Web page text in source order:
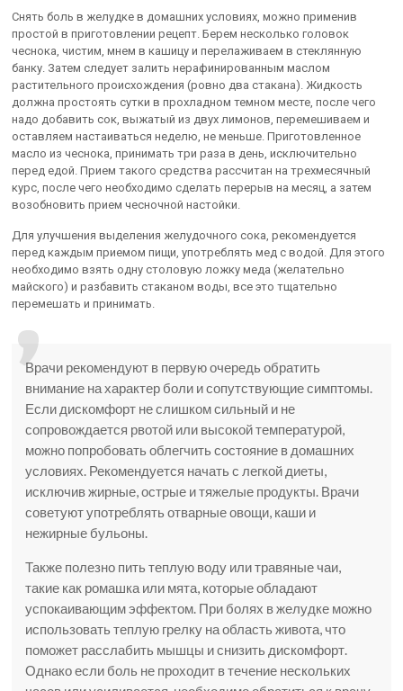
Снять боль в желудке в домашних условиях, можно применив
простой в приготовлении рецепт. Берем несколько головок
чеснока, чистим, мнем в кашицу и перелаживаем в стеклянную
банку. Затем следует залить нерафинированным маслом
растительного происхождения (ровно два стакана). Жидкость
должна простоять сутки в прохладном темном месте, после чего
надо добавить сок, выжатый из двух лимонов, перемешиваем и
оставляем настаиваться неделю, не меньше. Приготовленное
масло из чеснока, принимать три раза в день, исключительно
перед едой. Прием такого средства рассчитан на трехмесячный
курс, после чего необходимо сделать перерыв на месяц, а затем
возобновить прием чесночной настойки.
Для улучшения выделения желудочного сока, рекомендуется
перед каждым приемом пищи, употреблять мед с водой. Для этого
необходимо взять одну столовую ложку меда (желательно
майского) и разбавить стаканом воды, все это тщательно
перемешать и принимать.
Врачи рекомендуют в первую очередь обратить
внимание на характер боли и сопутствующие симптомы.
Если дискомфорт не слишком сильный и не
сопровождается рвотой или высокой температурой,
можно попробовать облегчить состояние в домашних
условиях. Рекомендуется начать с легкой диеты,
исключив жирные, острые и тяжелые продукты. Врачи
советуют употреблять отварные овощи, каши и
нежирные бульоны.
Также полезно пить теплую воду или травяные чаи,
такие как ромашка или мята, которые обладают
успокаивающим эффектом. При болях в желудке можно
использовать теплую грелку на область живота, что
поможет расслабить мышцы и снизить дискомфорт.
Однако если боль не проходит в течение нескольких